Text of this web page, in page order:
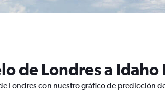
de Londres a Idaho
Londres con nuestro gráfico de predicción